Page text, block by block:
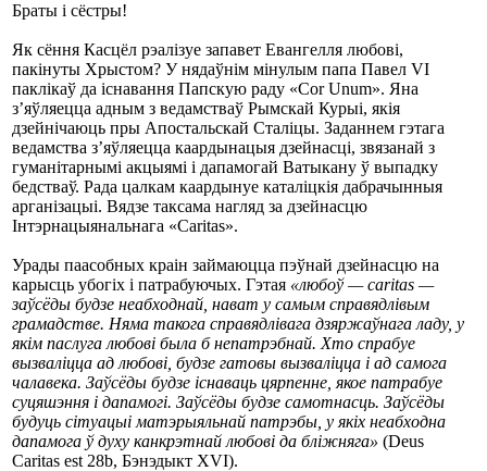
Браты і сёстры!
Як сёння Касцёл рэалізуе запавет Евангелля любові,
пакінуты Хрыстом? У нядаўнім мінулым папа Павел VI
паклікаў да існавання Папскую раду «Cor Unum». Яна
з’яўляецца адным з ведамстваў Рымскай Курыі, якія
дзейнічаюць пры Апостальскай Сталіцы. Заданнем гэтага
ведамства з’яўляецца каардынацыя дзейнасці, звязанай з
гуманітарнымі акцыямі і дапамогай Ватыкану ў выпадку
бедстваў. Рада цалкам каардынуе каталіцкія дабрачынныя
арганізацыі. Вядзе таксама нагляд за дзейнасцю
Інтэрнацыянальнага «Caritas».
Урады паасобных краін займаюцца пэўнай дзейнасцю на
карысць убогіх і патрабуючых. Гэтая «любоў — caritas —
заўсёды будзе неабходнай, нават у самым справядлівым
грамадстве. Няма такога справядлівага дзяржаўнага ладу, у
якім паслуга любові была б непатрэбнай. Хто спрабуе
вызваліцца ад любові, будзе гатовы вызваліцца і ад самога
чалавека. Заўсёды будзе існаваць цярпенне, якое патрабуе
суцяшэння і дапамогі. Заўсёды будзе самотнасць. Заўсёды
будуць сітуацыі матэрыяльнай патрэбы, у якіх неабходна
дапамога ў духу канкрэтнай любові да бліжняга» (Deus
Caritas est 28b, Бэнэдыкт XVI).